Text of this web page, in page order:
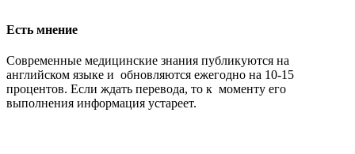
Есть мнение
Современные медицинские знания публикуются на
английском языке и обновляются ежегодно на 10-15
процентов. Если ждать перевода, то к моменту его
выполнения информация устареет.